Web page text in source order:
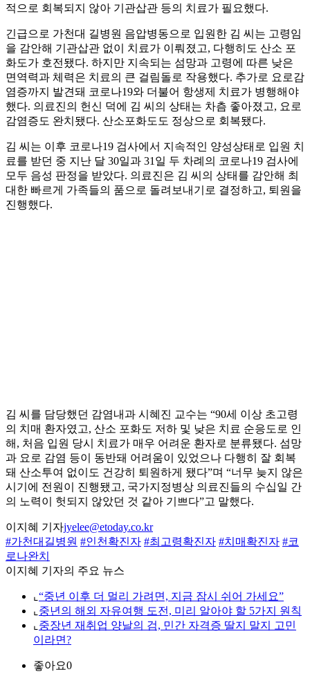
적으로 회복되지 않아 기관삽관 등의 치료가 필요했다.
긴급으로 가천대 길병원 음압병동으로 입원한 김 씨는 고령임
을 감안해 기관삽관 없이 치료가 이뤄졌고, 다행히도 산소 포
화도가 호전됐다. 하지만 지속되는 섬망과 고령에 따른 낮은
면역력과 체력은 치료의 큰 걸림돌로 작용했다. 추가로 요로감
염증까지 발견돼 코로나19와 더불어 항생제 치료가 병행해야
했다. 의료진의 헌신 덕에 김 씨의 상태는 차츰 좋아졌고, 요로
감염증도 완치됐다. 산소포화도도 정상으로 회복됐다.
김 씨는 이후 코로나19 검사에서 지속적인 양성상태로 입원 치
료를 받던 중 지난 달 30일과 31일 두 차례의 코로나19 검사에
모두 음성 판정을 받았다. 의료진은 김 씨의 상태를 감안해 최
대한 빠르게 가족들의 품으로 돌려보내기로 결정하고, 퇴원을
진행했다.
김 씨를 담당했던 감염내과 시혜진 교수는 “90세 이상 초고령
의 치매 환자였고, 산소 포화도 저하 및 낮은 치료 순응도로 인
해, 처음 입원 당시 치료가 매우 어려운 환자로 분류됐다. 섬망
과 요로 감염 등이 동반돼 어려움이 있었으나 다행히 잘 회복
돼 산소투여 없이도 건강히 퇴원하게 됐다”며 “너무 늦지 않은
시기에 전원이 진행됐고, 국가지정병상 의료진들의 수십일 간
의 노력이 헛되지 않았던 것 같아 기쁘다”고 말했다.
이지혜 기자jyelee@etoday.co.kr
#가천대길병원 #인천확진자 #최고령확진자 #치매확진자 #코
로나완치
이지혜 기자의 주요 뉴스
⌞ “중년 이후 더 멀리 가려면, 지금 잠시 쉬어 가세요”
⌞ 중년의 해외 자유여행 도전, 미리 알아야 할 5가지 원칙
⌞ 중장년 재취업 양날의 검, 민간 자격증 딸지 말지 고민
이라면?
좋아요0